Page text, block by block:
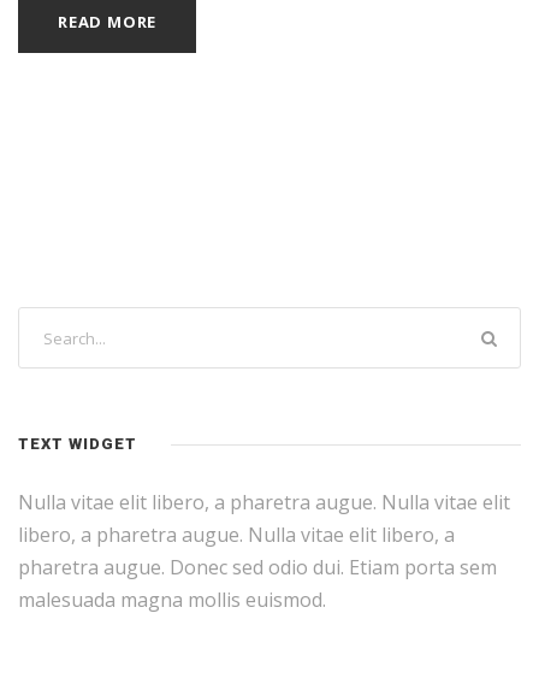
READ MORE
TEXT WIDGET
Nulla vitae elit libero, a pharetra augue. Nulla vitae elit
libero, a pharetra augue. Nulla vitae elit libero, a
pharetra augue. Donec sed odio dui. Etiam porta sem
malesuada magna mollis euismod.